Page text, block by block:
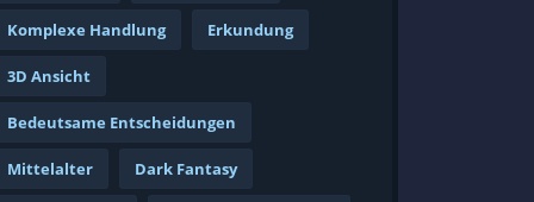
Komplexe Handlung Erkundung
3D Ansicht
Bedeutsame Entscheidungen
Mittelalter Dark Fantasy